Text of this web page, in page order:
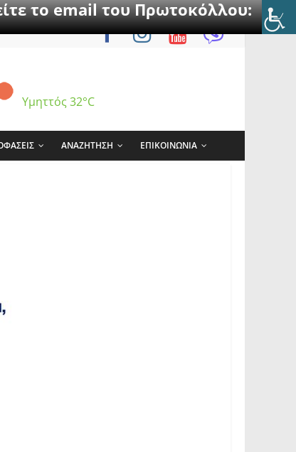
το email του Πρωτοκόλλου:
Υμηττός 32°C
ΑΝΑΖΗΤΗΣΗ ΕΠΙΚΟΙΝΩΝΙΑ